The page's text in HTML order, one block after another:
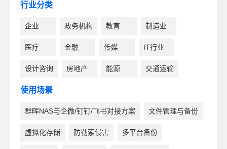
行业分类
企业 政务机构 教育 制造业
医疗 金融 传媒 IT行业
设计咨询 房地产 能源 交通运输
使用场景
群晖NAS与企微/钉钉/飞书对接方案 文件管理与备份
虚拟化存储 防勒索侵害 多平台备份